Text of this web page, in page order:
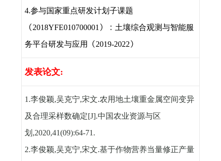
4.参与国家重点研发计划子课题
（2018YFE010700001）：土壤综合观测与智能服
务平台研发与应用（2019-2022）
发表论文:
1.李俊颖,吴克宁,宋文.农用地土壤重金属空间变异
及合理采样数确定[J].中国农业资源与区
划 ,2020,41(09):64-71.
2.李俊颖,吴克宁,宋文.基于作物营养当量修正产量